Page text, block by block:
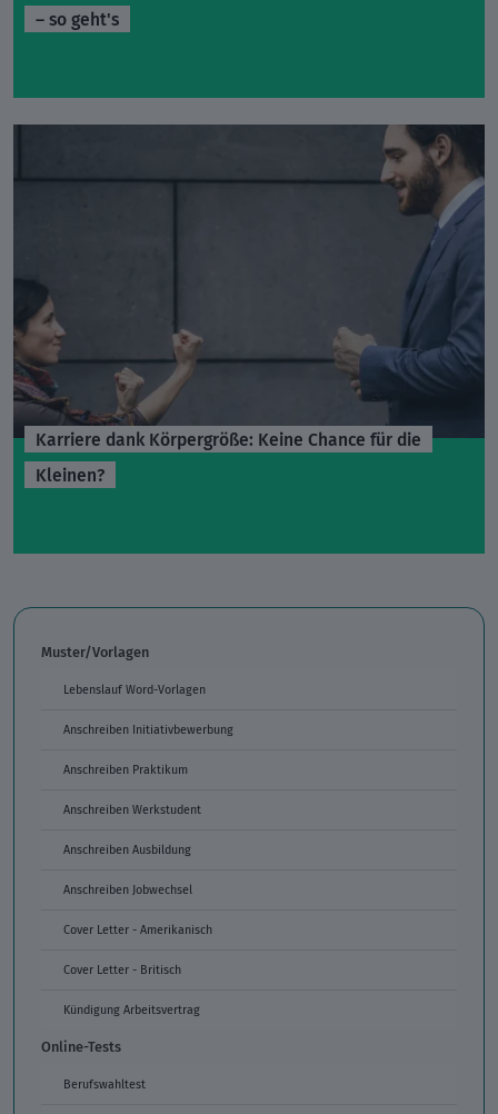
– so geht's
Karriere dank Körpergröße: Keine Chance für die
Kleinen?
Muster/Vorlagen
Lebenslauf Word-Vorlagen
Anschreiben Initiativbewerbung
Anschreiben Praktikum
Anschreiben Werkstudent
Anschreiben Ausbildung
Anschreiben Jobwechsel
Cover Letter - Amerikanisch
Cover Letter - Britisch
Kündigung Arbeitsvertrag
Online-Tests
Berufswahltest